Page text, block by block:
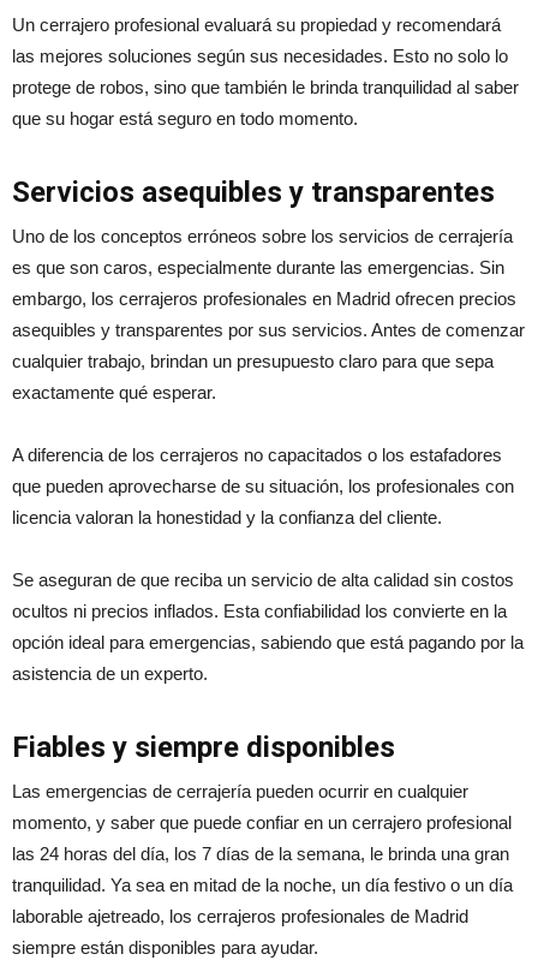
Un cerrajero profesional evaluará su propiedad y recomendará
las mejores soluciones según sus necesidades. Esto no solo lo
protege de robos, sino que también le brinda tranquilidad al saber
que su hogar está seguro en todo momento.
Servicios asequibles y transparentes
Uno de los conceptos erróneos sobre los servicios de cerrajería
es que son caros, especialmente durante las emergencias. Sin
embargo, los cerrajeros profesionales en Madrid ofrecen precios
asequibles y transparentes por sus servicios. Antes de comenzar
cualquier trabajo, brindan un presupuesto claro para que sepa
exactamente qué esperar.
A diferencia de los cerrajeros no capacitados o los estafadores
que pueden aprovecharse de su situación, los profesionales con
licencia valoran la honestidad y la confianza del cliente.
Se aseguran de que reciba un servicio de alta calidad sin costos
ocultos ni precios inflados. Esta confiabilidad los convierte en la
opción ideal para emergencias, sabiendo que está pagando por la
asistencia de un experto.
Fiables y siempre disponibles
Las emergencias de cerrajería pueden ocurrir en cualquier
momento, y saber que puede confiar en un cerrajero profesional
las 24 horas del día, los 7 días de la semana, le brinda una gran
tranquilidad. Ya sea en mitad de la noche, un día festivo o un día
laborable ajetreado, los cerrajeros profesionales de Madrid
siempre están disponibles para ayudar.